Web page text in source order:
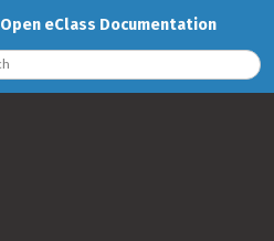
Open eClass Documentation